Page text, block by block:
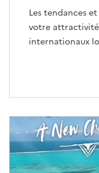
Les tendances
votre attractivité
internationaux